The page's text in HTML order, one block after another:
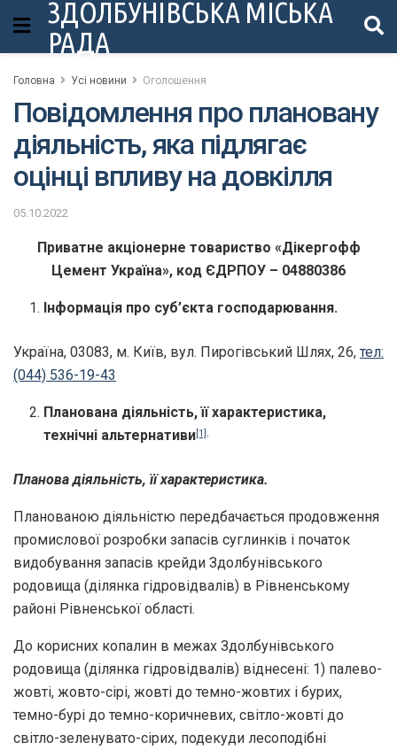
ЗДОЛБУНІВСЬКА МІСЬКА
РАДА
Головна Усі новини Оголошення
Повідомлення про плановану
діяльність, яка підлягає
оцінці впливу на довкілля
05.10.2022
Приватне акціонерне товариство «Дікергофф
Цемент Україна», код ЄДРПОУ – 04880386
Інформація про суб’єкта господарювання.
Україна, 03083, м. Київ, вул. Пирогівський Шлях, 26, тел:
(044) 536-19-43
Планована діяльність, її характеристика,
технічні альтернативи [1] .
Планова діяльність, її характеристика.
Планованою діяльністю передбачається продовження
промислової розробки запасів суглинків і початок
видобування запасів крейди Здолбунівського
родовища (ділянка гідровідвалів) в Рівненському
районі Рівненської області.
До корисних копалин в межах Здолбунівського
родовища (ділянка гідровідвалів) віднесені: 1) палево-
жовті, жовто-сірі, жовті до темно-жовтих і бурих,
темно-бурі до темно-коричневих, світло-жовті до
світло-зеленувато-сірих, подекуди лесоподібні